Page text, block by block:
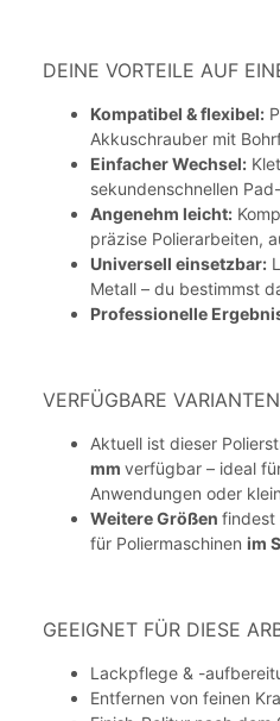
DEINE VORTEILE AUF
Kompatibel & flexibel:
Akkuschrauber mit
Einfacher Wechsel:
sekundenschnellen
Angenehm leicht:
präzise Polierarbeiten,
Universell einsetzbar:
Metall – du bestimmst
Professionelle
VERFÜGBARE VARIANTEN
Aktuell ist dieser
mm verfügbar – ideal
Anwendungen oder
Weitere Größen findest
für Poliermaschinen im
GEEIGNET FÜR DIESE
Lackpflege & -
Entfernen von feinen